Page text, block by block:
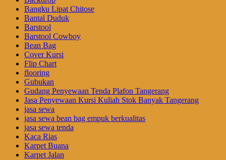
Bangku Lipat Chitose
Bantal Duduk
Barstool
Barstool Cowboy
Bean Bag
Cover Kursi
Flip Chart
flooring
Gubukan
Gudang Penyewaan Tenda Plafon Tangerang
Jasa Penyewaan Kursi Kuliah Stok Banyak Tangerang
jasa sewa
jasa sewa bean bag empuk berkualitas
jasa sewa tenda
Kaca Rias
Karpet Buana
Karpet Jalan